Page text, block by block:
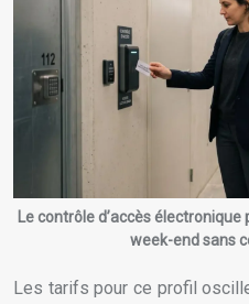
Le contrôle d’accès
week-end sans
Les tarifs pour ce profil